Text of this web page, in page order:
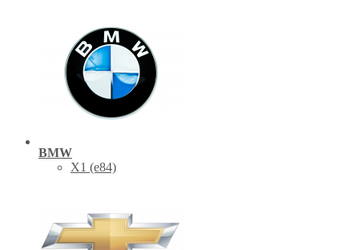
BMW
X1 (е84)